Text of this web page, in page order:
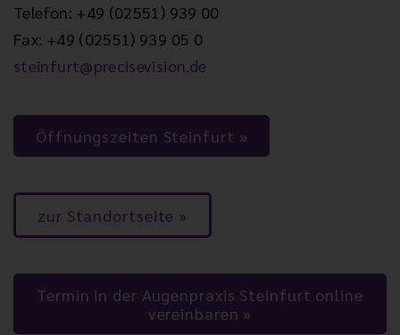
Telefon: +49 (02551) 939 00
Fax: +49 (02551) 939 05 0
steinfurt@precisevision.de
Öffnungszeiten Steinfurt
zur Standortseite
Termin in der Augenpraxis Steinfurt online
vereinbaren